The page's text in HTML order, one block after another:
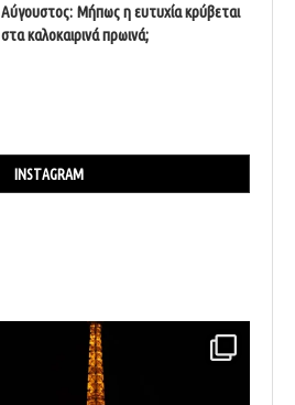
Αύγουστος: Μήπως η ευτυχία κρύβεται
στα καλοκαιρινά πρωινά;
INSTAGRAM